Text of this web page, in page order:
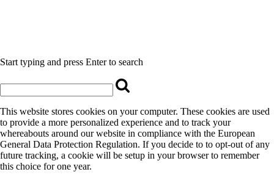
Start typing and press Enter to search
This website stores cookies on your computer. These cookies are used
to provide a more personalized experience and to track your
whereabouts around our website in compliance with the European
General Data Protection Regulation. If you decide to to opt-out of any
future tracking, a cookie will be setup in your browser to remember
this choice for one year.